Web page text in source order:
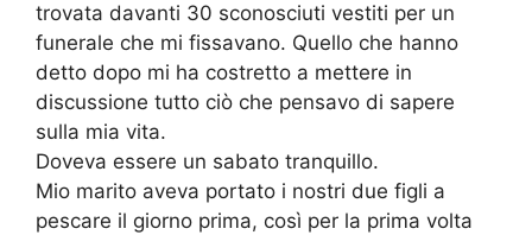
trovata davanti 30 sconosciuti vestiti per un
funerale che mi fissavano. Quello che hanno
detto dopo mi ha costretto a mettere in
discussione tutto ciò che pensavo di sapere
sulla mia vita.
Doveva essere un sabato tranquillo.
Mio marito aveva portato i nostri due figli a
pescare il giorno prima, così per la prima volta